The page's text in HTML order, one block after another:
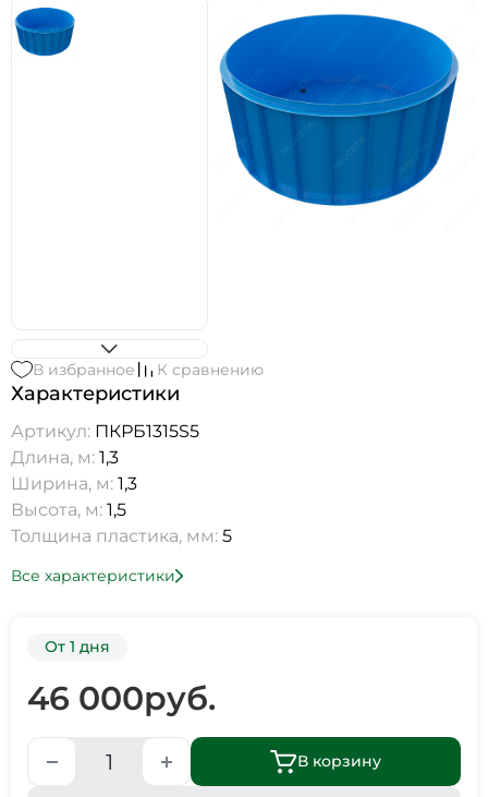
В избранное К сравнению
Характеристики
Артикул: ПКРБ1315S5
Длина, м: 1,3
Ширина, м: 1,3
Высота, м: 1,5
Толщина пластика, мм: 5
Все характеристики
От 1 дня
46 000руб.
В корзину